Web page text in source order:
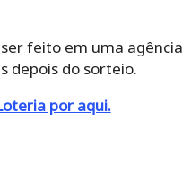
feito em uma
depois do sorteio.
por aqui.